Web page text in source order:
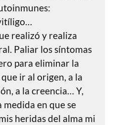
realizó y realiza
Paliar los síntomas
para eliminar la
ir al origen, a la
a la creencia… Y,
medida en que se
heridas del alma mi